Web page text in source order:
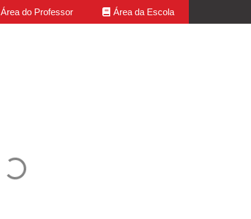
Área do Professor Área da Escola